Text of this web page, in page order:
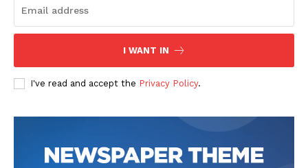
I WANT IN
I've read and accept the Privacy Policy.